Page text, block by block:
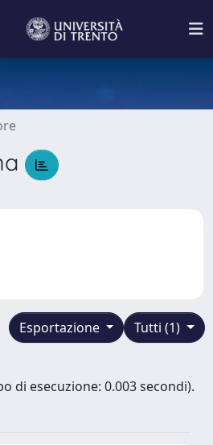
Tutti (1)
Esportazione
di esecuzione: 0.003 secondi).